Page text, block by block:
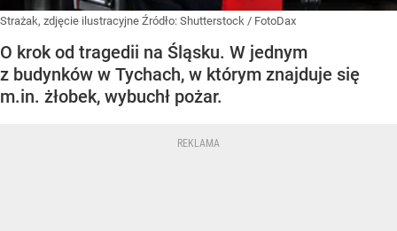
Strażak, zdjęcie ilustracyjne Źródło: Shutterstock / FotoDax
O krok od tragedii na Śląsku. W jednym
z budynków w Tychach, w którym znajduje się
m.in. żłobek, wybuchł pożar.